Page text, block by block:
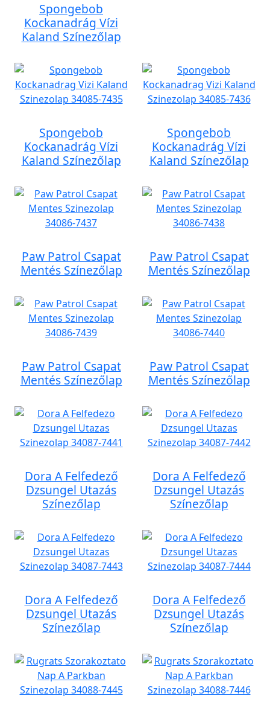
Spongebob
Kockanadrág Vízi
Kaland Színezőlap
Spongebob
Kockanadrág Vízi
Kaland Színezőlap
Spongebob
Kockanadrág Vízi
Kaland Színezőlap
Paw Patrol Csapat
Mentés Színezőlap
Paw Patrol Csapat
Mentés Színezőlap
Paw Patrol Csapat
Mentés Színezőlap
Paw Patrol Csapat
Mentés Színezőlap
Dora A Felfedező
Dzsungel Utazás
Színezőlap
Dora A Felfedező
Dzsungel Utazás
Színezőlap
Dora A Felfedező
Dzsungel Utazás
Színezőlap
Dora A Felfedező
Dzsungel Utazás
Színezőlap